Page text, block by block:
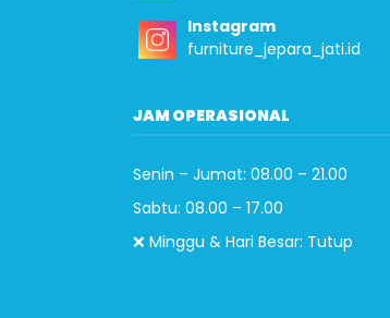
Instagram
furniture_jepara_jati.id
JAM OPERASIONAL
Senin – Jumat: 08.00 – 21.00
Sabtu: 08.00 – 17.00
❌ Minggu & Hari Besar: Tutup